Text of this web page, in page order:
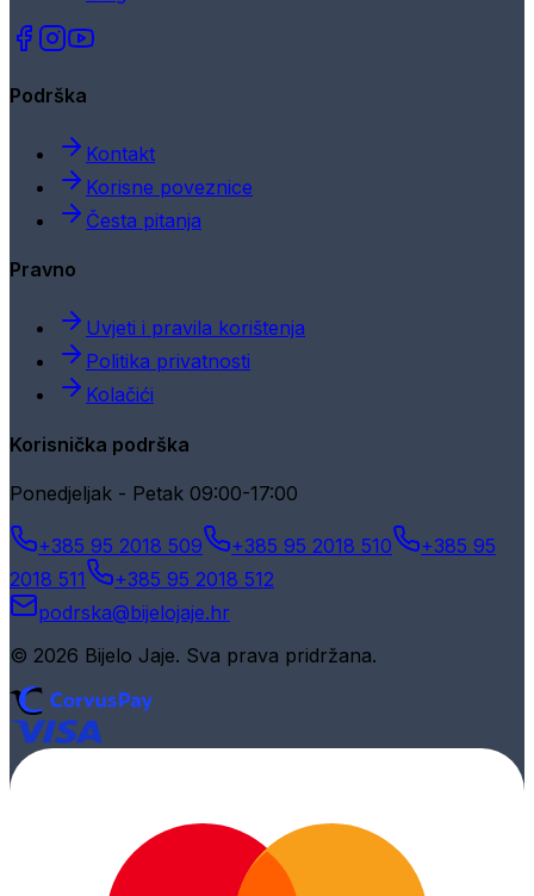
Podrška
Kontakt
Korisne poveznice
Česta pitanja
Pravno
Uvjeti i pravila korištenja
Politika privatnosti
Kolačići
Korisnička podrška
Ponedjeljak - Petak 09:00-17:00
+385 95 2018 509 +385 95 2018 510
+385 95
2018 511
+385 95 2018 512
podrska@bijelojaje.hr
© 2026 Bijelo Jaje. Sva prava pridržana.